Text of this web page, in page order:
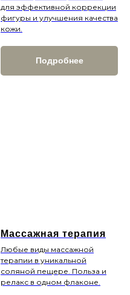
для эффективной коррекции
фигуры и улучшения качества
кожи.
Подробнее
Массажная терапия
Любые виды массажной
терапии в уникальной
соляной пещере. Польза и
релакс в одном флаконе.